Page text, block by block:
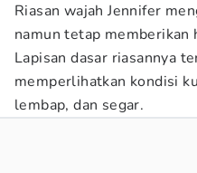
Riasan wajah Jennifer
namun tetap memberikan
Lapisan dasar riasannya
memperlihatkan kondisi
lembap, dan segar.